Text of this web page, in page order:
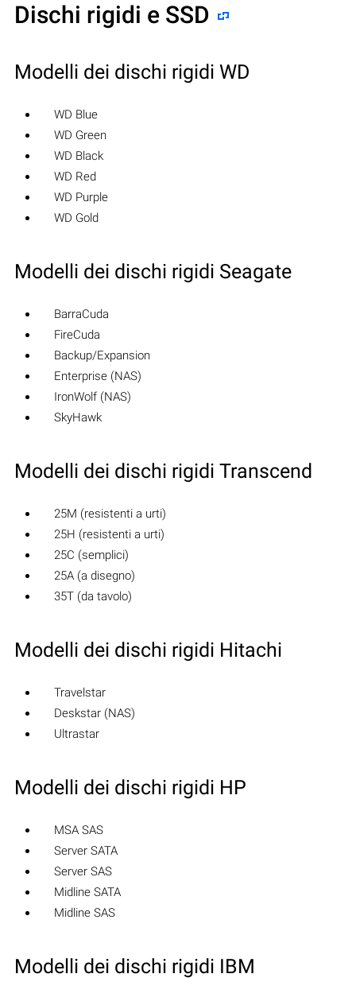
Dischi rigidi e SSD
Modelli dei dischi rigidi WD
WD Blue
WD Green
WD Black
WD Red
WD Purple
WD Gold
Modelli dei dischi rigidi Seagate
BarraCuda
FireCuda
Backup/Expansion
Enterprise (NAS)
IronWolf (NAS)
SkyHawk
Modelli dei dischi rigidi Transcend
25M (resistenti a urti)
25H (resistenti a urti)
25C (semplici)
25A (a disegno)
35T (da tavolo)
Modelli dei dischi rigidi Hitachi
Travelstar
Deskstar (NAS)
Ultrastar
Modelli dei dischi rigidi HP
MSA SAS
Server SATA
Server SAS
Midline SATA
Midline SAS
Modelli dei dischi rigidi IBM